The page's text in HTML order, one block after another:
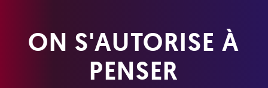
ON S'AUTORISE À
PENSER